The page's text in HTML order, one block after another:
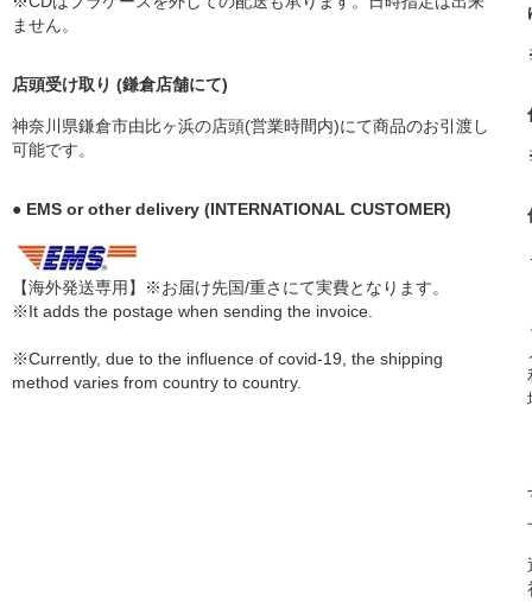
ません。
店頭受け取り (鎌倉店舗にて)
神奈川県鎌倉市由比ヶ浜の店頭(営業時間内)にて商品のお引渡し
可能です。
● EMS or other delivery (INTERNATIONAL CUSTOMER)
【海外発送専用】※お届け先国/重さにて実費となります。
※It adds the postage when sending the invoice.
※Currently, due to the influence of covid-19, the shipping
method varies from country to country.